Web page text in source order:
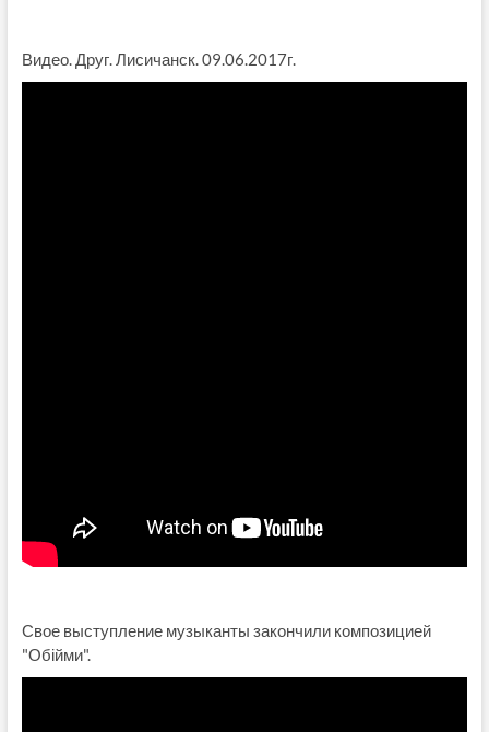
Видео. Друг. Лисичанск. 09.06.2017г.
Свое выступление музыканты закончили композицией
"Обійми".